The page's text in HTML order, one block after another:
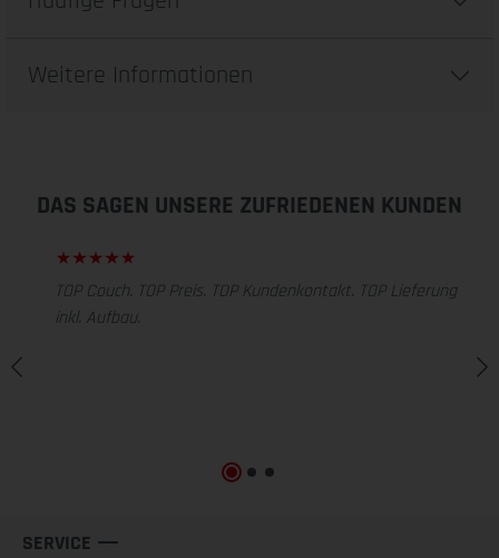
Weitere Informationen
DAS SAGEN UNSERE ZUFRIEDENEN KUNDEN
TOP Couch. TOP Preis. TOP Kundenkontakt. TOP Lieferung
inkl. Aufbau.
SERVICE